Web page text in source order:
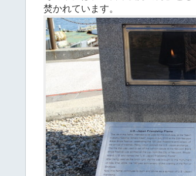
焚かれています。